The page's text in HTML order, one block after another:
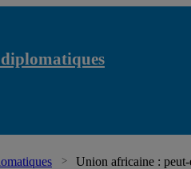
Union africaine :